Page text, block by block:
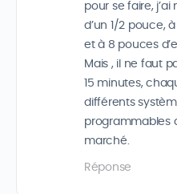
pour se faire,
d’un 1/2 pouce,
et à 8 pouces
Mais , il ne faut
15 minutes,
différents
programmables
marché.
Réponse